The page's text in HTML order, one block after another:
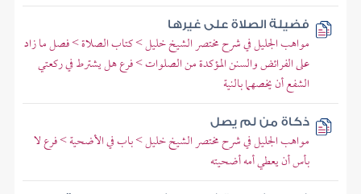
فضيلة الصلاة على غيرها
مواهب الجليل في شرح مختصر الشيخ خليل > كتاب الصلاة > فصل ما زاد
على الفرائض والسنن المؤكدة من الصلوات > فرع هل يشترط في ركعتي
الشفع أن يخصهما بالنية
ذكاة من لم يصل
مواهب الجليل في شرح مختصر الشيخ خليل > باب في الأضحية > فرع لا
بأس أن يعطي أمه أضحيته